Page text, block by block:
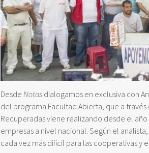
Desde Notas dialogamos en exclusiva con
del programa Facultad Abierta, que a
Recuperadas viene realizando desde el
empresas a nivel nacional. Según el
cada vez más difícil para las cooperativas y